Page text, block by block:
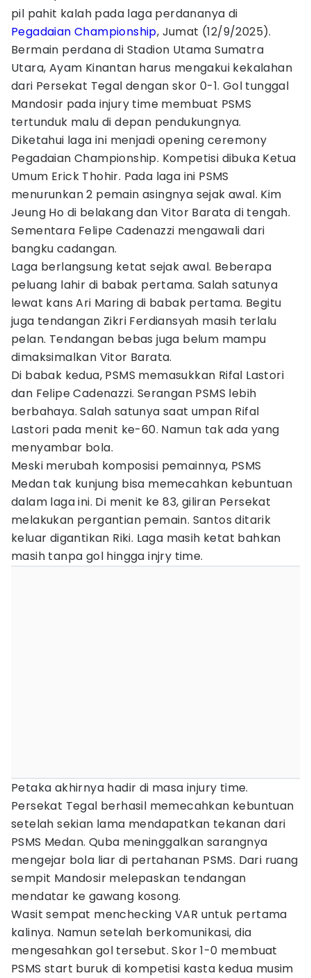
pil pahit kalah pada laga perdananya di
Pegadaian Championship, Jumat (12/9/2025).
Bermain perdana di Stadion Utama Sumatra
Utara, Ayam Kinantan harus mengakui kekalahan
dari Persekat Tegal dengan skor 0-1. Gol tunggal
Mandosir pada injury time membuat PSMS
tertunduk malu di depan pendukungnya.
Diketahui laga ini menjadi opening ceremony
Pegadaian Championship. Kompetisi dibuka Ketua
Umum Erick Thohir. Pada laga ini PSMS
menurunkan 2 pemain asingnya sejak awal. Kim
Jeung Ho di belakang dan Vitor Barata di tengah.
Sementara Felipe Cadenazzi mengawali dari
bangku cadangan.
Laga berlangsung ketat sejak awal. Beberapa
peluang lahir di babak pertama. Salah satunya
lewat kans Ari Maring di babak pertama. Begitu
juga tendangan Zikri Ferdiansyah masih terlalu
pelan. Tendangan bebas juga belum mampu
dimaksimalkan Vitor Barata.
Di babak kedua, PSMS memasukkan Rifal Lastori
dan Felipe Cadenazzi. Serangan PSMS lebih
berbahaya. Salah satunya saat umpan Rifal
Lastori pada menit ke-60. Namun tak ada yang
menyambar bola.
Meski merubah komposisi pemainnya, PSMS
Medan tak kunjung bisa memecahkan kebuntuan
dalam laga ini. Di menit ke 83, giliran Persekat
melakukan pergantian pemain. Santos ditarik
keluar digantikan Riki. Laga masih ketat bahkan
masih tanpa gol hingga injry time.
Petaka akhirnya hadir di masa injury time.
Persekat Tegal berhasil memecahkan kebuntuan
setelah sekian lama mendapatkan tekanan dari
PSMS Medan. Quba meninggalkan sarangnya
mengejar bola liar di pertahanan PSMS. Dari ruang
sempit Mandosir melepaskan tendangan
mendatar ke gawang kosong.
Wasit sempat menchecking VAR untuk pertama
kalinya. Namun setelah berkomunikasi, dia
mengesahkan gol tersebut. Skor 1-0 membuat
PSMS start buruk di kompetisi kasta kedua musim